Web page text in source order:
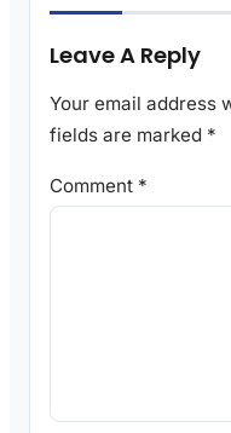
Leave A Reply
Your email address
fields are marked *
Comment *